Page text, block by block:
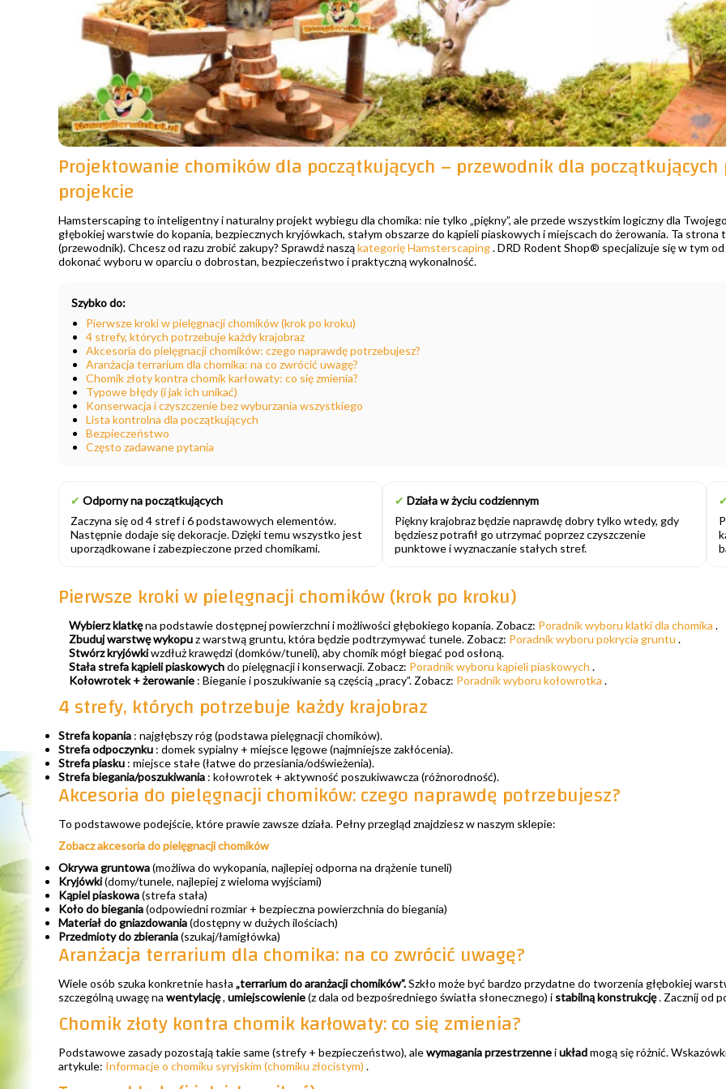
Projektowanie chomików dla początkujących – przewodnik dla
projekcie
Hamsterscaping to inteligentny i naturalny projekt wybiegu dla chomika: nie tylko „piękny”, ale przede wszystkim logiczny dla
głębokiej warstwie do kopania, bezpiecznych kryjówkach, stałym obszarze do kąpieli piaskowych i miejscach do żerowania. Ta
(przewodnik). Chcesz od razu zrobić zakupy? Sprawdź nasząkategorię Hamsterscaping. DRD Rodent Shop® specjalizuje się w tym
dokonać wyboru w oparciu o dobrostan, bezpieczeństwo i praktyczną wykonalność.
Szybko do:
Pierwsze kroki w pielęgnacji chomików (krok po kroku)
4 strefy, których potrzebuje każdy krajobraz
Akcesoria do pielęgnacji chomików: czego naprawdę potrzebujesz?
Aranżacja terrarium dla chomika: na co zwrócić uwagę?
Chomik złoty kontra chomik karłowaty: co się zmienia?
Typowe błędy (i jak ich unikać)
Konserwacja i czyszczenie bez wyburzania wszystkiego
Lista kontrolna dla początkujących
Bezpieczeństwo
Często zadawane pytania
✔ Odporny na początkujących
Zaczyna się od 4 stref i 6 podstawowych elementów.
Następnie dodaje się dekoracje. Dzięki temu wszystko jest
uporządkowane i zabezpieczone przed chomikami.
✔ Działa w życiu codziennym
Piękny krajobraz będzie naprawdę dobry tylko wtedy, gdy
będziesz potrafił go utrzymać poprzez czyszczenie
punktowe i wyznaczanie stałych stref.
Pierwsze kroki w pielęgnacji chomików (krok po kroku)
Wybierz klatkęna podstawie dostępnej powierzchni i możliwości głębokiego kopania. Zobacz: Poradnik wyboru klatki dla chomika .
Zbuduj warstwę wykopuz warstwą gruntu, która będzie podtrzymywać tunele. Zobacz: Poradnik wyboru pokrycia gruntu .
Stwórz kryjówkiwzdłuż krawędzi (domków/tuneli), aby chomik mógł biegać pod osłoną.
Stała strefa kąpieli piaskowychdo pielęgnacji i konserwacji. Zobacz: Poradnik wyboru kąpieli piaskowych .
Kołowrotek + żerowanie : Bieganie i poszukiwanie są częścią „pracy”. Zobacz: Poradnik wyboru kołowrotka .
4 strefy, których potrzebuje każdy krajobraz
Strefa kopania : najgłębszy róg (podstawa pielęgnacji chomików).
Strefa odpoczynku : domek sypialny + miejsce lęgowe (najmniejsze zakłócenia).
Strefa piasku : miejsce stałe (łatwe do przesiania/odświeżenia).
Strefa biegania/poszukiwania : kołowrotek + aktywność poszukiwawcza (różnorodność).
Akcesoria do pielęgnacji chomików: czego naprawdę potrzebujesz?
To podstawowe podejście, które prawie zawsze działa. Pełny przegląd znajdziesz w naszym sklepie:
Zobacz akcesoria do pielęgnacji chomików
Okrywa gruntowa(możliwa do wykopania, najlepiej odporna na drążenie tuneli)
Kryjówki(domy/tunele, najlepiej z wieloma wyjściami)
Kąpiel piaskowa(strefa stała)
Koło do biegania(odpowiedni rozmiar + bezpieczna powierzchnia do biegania)
Materiał do gniazdowania(dostępny w dużych ilościach)
Przedmioty do zbierania(szukaj/łamigłówka)
Aranżacja terrarium dla chomika: na co zwrócić uwagę?
Wiele osób szuka konkretnie hasła „terrarium do aranżacji chomików”.Szkło może być bardzo przydatne do tworzenia głębokiej
szczególną uwagę na wentylację, umiejscowienie(z dala od bezpośredniego światła słonecznego) i stabilną konstrukcję. Zacznij od
Chomik złoty kontra chomik karłowaty: co się zmienia?
Podstawowe zasady pozostają takie same (strefy + bezpieczeństwo), alewymagania przestrzenneiukładmogą się różnić.
artykule: Informacje o chomiku syryjskim (chomiku złocistym) .